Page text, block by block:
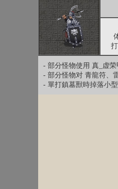
- 部分怪物使用 真_虚
- 部分怪物对 青龍符、
- 單打鎮墓獸時掉落小